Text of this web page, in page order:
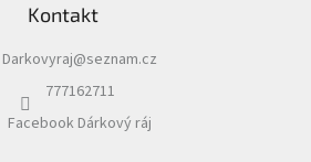
Kontakt
Darkovyraj@seznam.cz
777162711
Facebook Dárkový ráj